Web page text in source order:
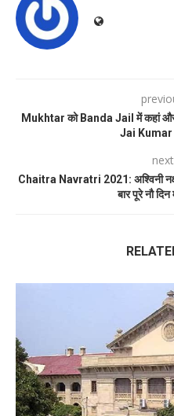
Mukhtar को Banda Jail में कहां और
Jai
Chaitra Navratri 2021: अश्विनी
बार पूरे नौ दिन